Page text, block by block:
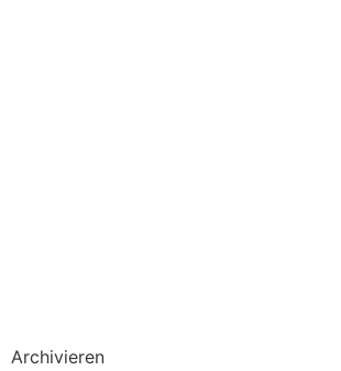
Archivieren